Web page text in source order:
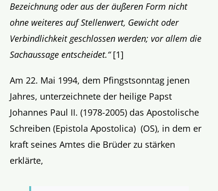
Bezeichnung oder aus der äußeren Form nicht
ohne weiteres auf Stellenwert, Gewicht oder
Verbindlichkeit geschlossen werden; vor allem die
Sachaussage entscheidet.“[1]
Am 22. Mai 1994, dem Pfingstsonntag jenen
Jahres, unterzeichnete der heilige Papst
Johannes Paul II. (1978-2005) das Apostolische
Schreiben (Epistola Apostolica) (OS), in dem er
kraft seines Amtes die Brüder zu stärken
erklärte,